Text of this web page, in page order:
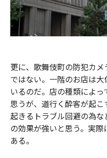
更に、歌舞伎町の防犯カ
ではない。一階のお店は
いるのだ。店の種類によ
思うが、道行く酔客が起
起きるトラブル回避の為
の効果が強いと思う。実
ある。